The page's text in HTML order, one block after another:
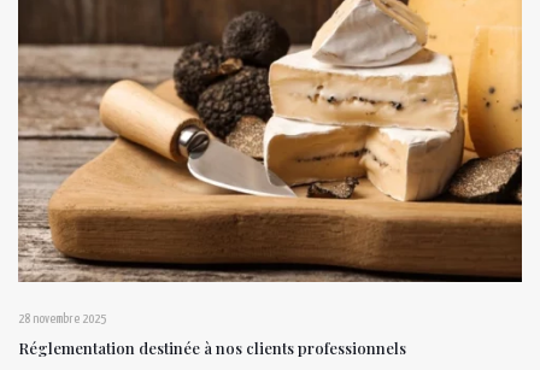
28 novembre 2025
Réglementation destinée à nos clients professionnels